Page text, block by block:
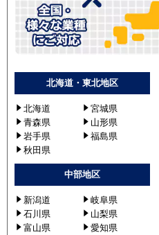
パナソニック
PA-
PA-
PA-
PA-
PA-
PA-
PA-
北海道・東北地区
北海道
宮城県
青森県
山形県
岩手県
福島県
秋田県
中部地区
新潟道
岐阜県
石川県
山梨県
富山県
愛知県